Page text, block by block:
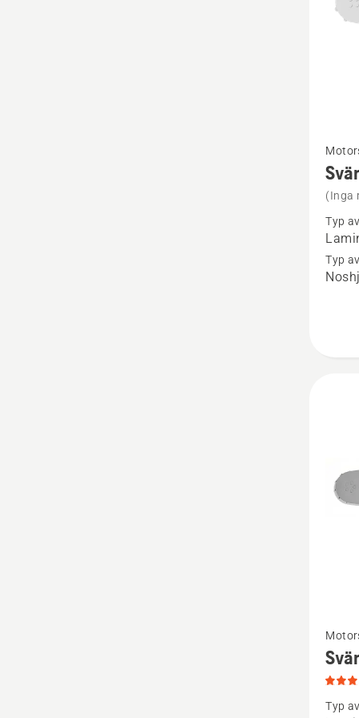
mer
om
Svärd
3/8"
MINI,
(Inga
Typ
Typ
mer
Typ